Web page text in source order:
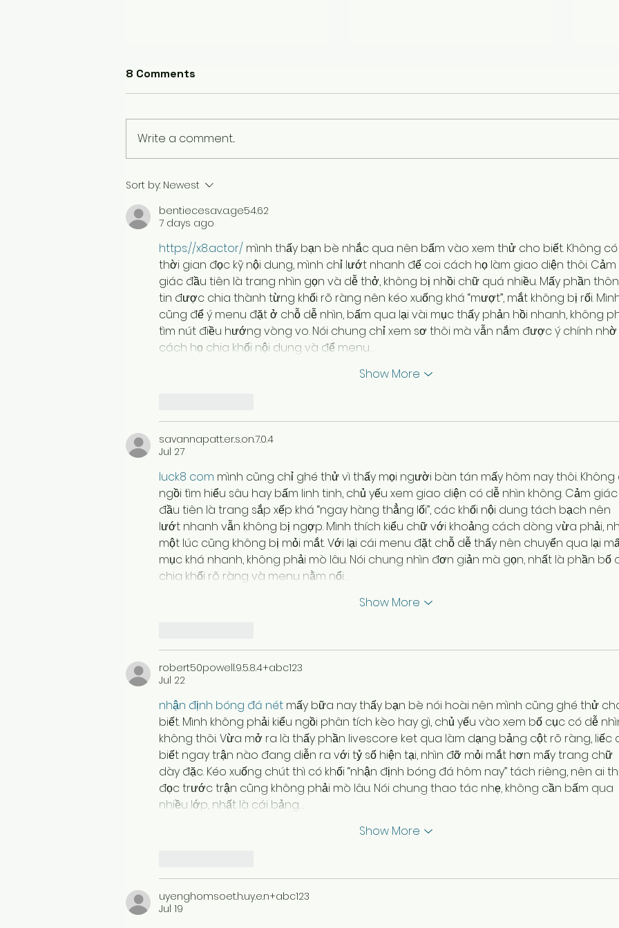
Bloating and Your Diet: The
Control
8 Comments
Write a comment...
Sort by: Newest
bentiecesav.a.ge54.62
7 days ago
https://x8.actor/ mình thấy bạn bè nhắc qua nên bấm vào xem thử cho biết. Không có
thời gian đọc kỹ nội dung, mình chỉ lướt nhanh để coi cách họ làm giao diện thôi. Cảm
giác đầu tiên là trang nhìn gọn và dễ thở, không bị nhồi chữ quá nhiều. Mấy phần
tin được chia thành từng khối rõ ràng nên kéo xuống khá “mượt”, mắt không bị rối.
cũng để ý menu đặt ở chỗ dễ nhìn, bấm qua lại vài mục thấy phản hồi nhanh, không
tìm nút điều hướng vòng vo. Nói chung chỉ xem sơ thôi mà vẫn nắm được ý chính nhờ
cách họ chia khối nội dung và để menu…
Show More
savannapatt.er.s.on.7.0.4
Jul 27
luck8 com mình cũng chỉ ghé thử vì thấy mọi người bàn tán mấy hôm nay thôi. Không
ngồi tìm hiểu sâu hay bấm linh tinh, chủ yếu xem giao diện có dễ nhìn không. Cảm giác
đầu tiên là trang sắp xếp khá “ngay hàng thẳng lối”, các khối nội dung tách bạch nên
lướt nhanh vẫn không bị ngợp. Mình thích kiểu chữ với khoảng cách dòng vừa phải,
một lúc cũng không bị mỏi mắt. Với lại cái menu đặt chỗ dễ thấy nên chuyển qua lại
mục khá nhanh, không phải mò lâu. Nói chung nhìn đơn giản mà gọn, nhất là phần bố
chia khối rõ ràng và menu nằm nổi…
Show More
robert50powell.9.5.8.4+abc123
Jul 22
nhận định bóng đá nét mấy bữa nay thấy bạn bè nói hoài nên mình cũng ghé thử
biết. Mình không phải kiểu ngồi phân tích kèo hay gì, chủ yếu vào xem bố cục có dễ
không thôi. Vừa mở ra là thấy phần livescore ket qua làm dạng bảng cột rõ ràng, liếc
biết ngay trận nào đang diễn ra với tỷ số hiện tại, nhìn đỡ mỏi mắt hơn mấy trang chữ
dày đặc. Kéo xuống chút thì có khối “nhận định bóng đá hôm nay” tách riêng, nên ai
đọc trước trận cũng không phải mò lâu. Nói chung thao tác nhẹ, không cần bấm qua
nhiều lớp, nhất là cái bảng…
Show More
uyenghomsoet.h.uy.e.n+abc123
Jul 19